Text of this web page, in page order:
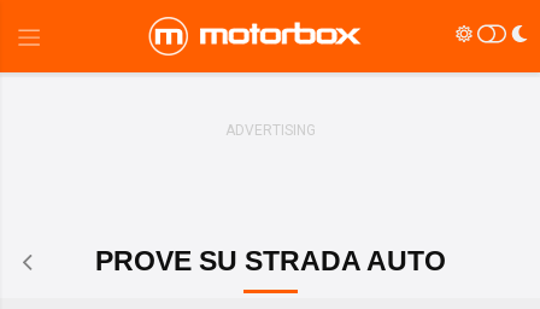
PROVE SU STRADA AUTO